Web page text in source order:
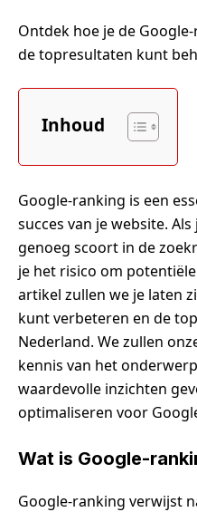
Ontdek hoe je de
de topresultaten kunt
Inhoud
Google-ranking is een
succes van je website.
genoeg scoort in de
je het risico om
artikel zullen we je laten
kunt verbeteren en de
Nederland. We zullen
kennis van het
waardevolle inzichten
optimaliseren voor
Wat is Google-
Google-ranking verwijst